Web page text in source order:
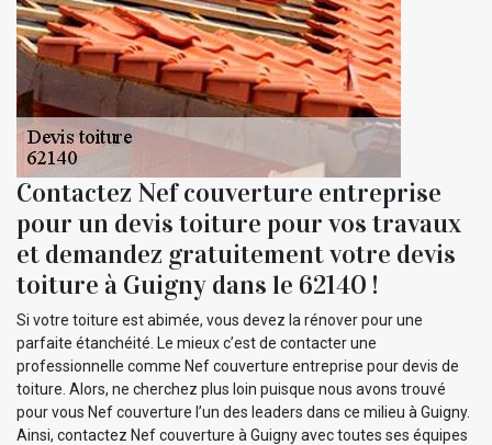
Contactez Nef couverture entreprise
pour un devis toiture pour vos travaux
et demandez gratuitement votre devis
toiture à Guigny dans le 62140 !
Si votre toiture est abimée, vous devez la rénover pour une
parfaite étanchéité. Le mieux c’est de contacter une
professionnelle comme Nef couverture entreprise pour devis de
toiture. Alors, ne cherchez plus loin puisque nous avons trouvé
pour vous Nef couverture l’un des leaders dans ce milieu à Guigny.
Ainsi, contactez Nef couverture à Guigny avec toutes ses équipes